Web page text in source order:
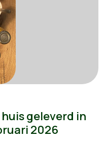
geleverd in
2026